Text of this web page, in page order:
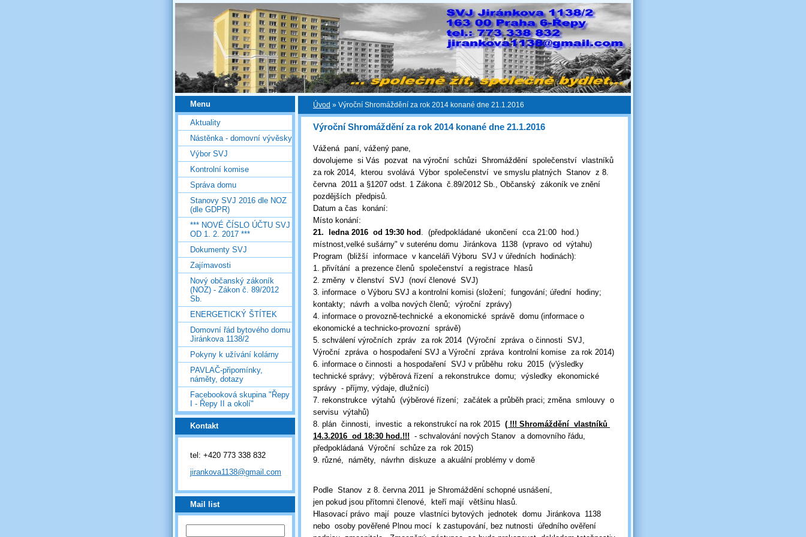
Menu
Aktuality
Nástěnka - domovní vývěsky
Výbor SVJ
Kontrolní komise
Správa domu
Stanovy SVJ 2016 dle NOZ
(dle GDPR)
*** NOVÉ ČÍSLO ÚČTU SVJ
OD 1. 2. 2017 ***
Dokumenty SVJ
Zajímavosti
Nový občanský zákoník
(NOZ) - Zákon č. 89/2012
Sb.
ENERGETICKÝ ŠTÍTEK
Domovní řád bytového domu
Jiránkova 1138/2
Pokyny k užívání kolárny
PAVLAČ-připomínky,
náměty, dotazy
Facebooková skupina "Řepy
I - Řepy II a okolí"
Kontakt
tel: +420 773 338 832
jirankova1138@gmail.com
Mail list
Úvod » Výroční Shromáždění za rok 2014 konané dne 21.1.2016
Výroční Shromáždění za rok 2014 konané dne 21.1.2016
Vážená paní, vážený pane,
dovolujeme si Vás pozvat na výroční schůzi Shromáždění společenství vlastníků
za rok 2014, kterou svolává Výbor společenství ve smyslu platných Stanov z 8.
června 2011 a §1207 odst. 1 Zákona č.89/2012 Sb., Občanský zákoník ve znění
pozdějších předpisů.
Datum a čas konání:
Místo konání:
21. ledna 2016 od 19:30 hod . (předpokládané ukončení cca 21:00 hod.)
místnost,velké sušárny" v suterénu domu Jiránkova 1138 (vpravo od výtahu)
Program (bližší informace v kanceláři Výboru SVJ v úředních hodinách):
1. přivítání a prezence členů společenství a registrace hlasů
2. změny v členství SVJ (noví členové SVJ)
3. informace o Výboru SVJ a kontrolní komisi (složení; fungování; úřední hodiny;
kontakty; návrh a volba nových členů; výroční zprávy)
4. informace o provozně-technické a ekonomické správě domu (informace o
ekonomické a technicko-provozní správě)
5. schválení výročních zpráv za rok 2014 (Výroční zpráva o činnosti SVJ,
Výroční zpráva o hospodaření SVJ a Výroční zpráva kontrolní komise za rok 2014)
6. informace o činnosti a hospodaření SVJ v průběhu roku 2015 (v'ýsledky
technické správy; výběrová řízení a rekonstrukce domu; výsledky ekonomické
správy - příjmy, výdaje, dlužníci)
7. rekonstrukce výtahů (výběrové řízení; začátek a průběh praci; změna smlouvy o
servisu výtahů)
8. plán činnosti, investic a rekonstrukcí na rok 2015 ( !!! Shromáždění vlastníků
14.3.2016 od 18:30 hod.!!! - schvalování nových Stanov a domovního řádu,
předpokládaná Výroční schůze za rok 2015)
9. různé, náměty, návrhn diskuze a akuální problémy v domě
Podle Stanov z 8. června 2011 je Shromáždění schopné usnášení,
jen pokud jsou přítomni čIenové, kteří mají většinu hlasů.
Hlasovací právo mají pouze vlastníci bytových jednotek domu Jiránkova 1138
nebo osoby pověřené Plnou mocí k zastupování, bez nutnosti úředního ověření